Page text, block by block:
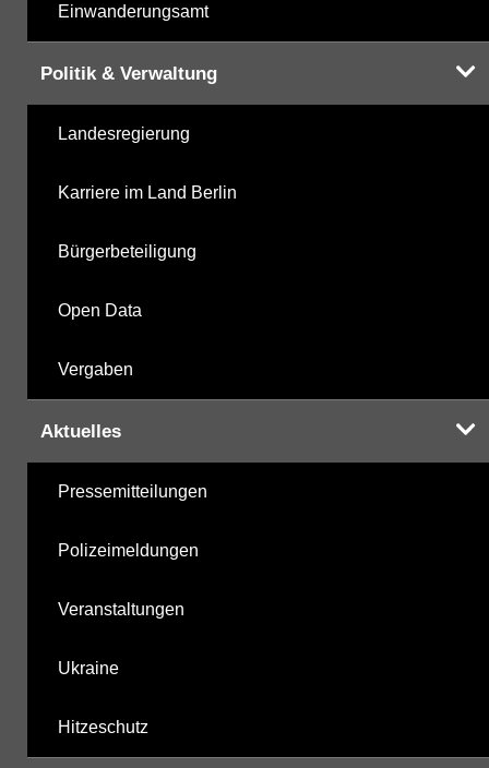
Einwanderungsamt
Politik & Verwaltung
Landesregierung
Karriere im Land Berlin
Bürgerbeteiligung
Open Data
Vergaben
Aktuelles
Pressemitteilungen
Polizeimeldungen
Veranstaltungen
Ukraine
Hitzeschutz